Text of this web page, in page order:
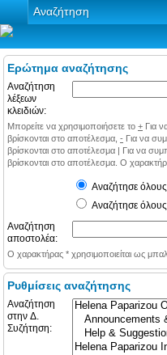
Αναζήτηση
Ερώτημα αναζήτησης
Αναζήτηση
λέξεων
κλειδιών:
Μπορείτε να χρησιμοποιήσετε το + Για
βρίσκονται στο αποτέλεσμα, - Για να
βρίσκονται στο αποτέλεσμα | Για να
βρίσκονται στο αποτέλεσμα. Ο
Αναζήτησε
Αναζήτησε
Αναζήτηση
αποστολέα:
Ο χαρακτήρας * χρησιμοποιείται ως
Ρυθμίσεις αναζήτησης
Αναζήτηση
στην Δ.
Συζήτηση: